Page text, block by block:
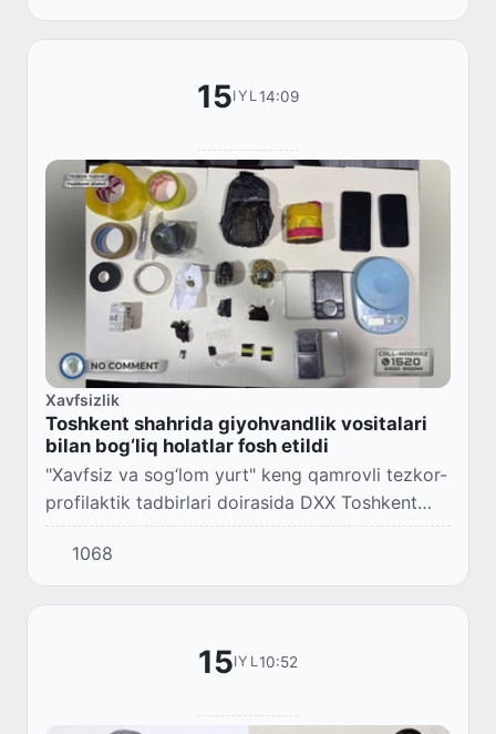
15IYL14:09
Xavfsizlik
Toshkent shahrida giyohvandlik vositalari
bilan bog‘liq holatlar fosh etildi
"Xavfsiz va sog‘lom yurt" keng qamrovli tezkor-
profilaktik tadbirlari doirasida DXX Toshkent
shahar bo‘yicha boshqarmasi va poytaxt IIBB
xodimlari hamkorligida katta miqdordagi giy...
1068
15IYL10:52